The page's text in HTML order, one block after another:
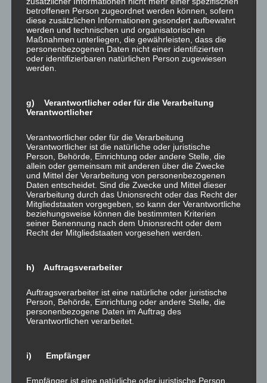
brachten wir hier im Flaschenlager eine hochwertige
Industriebodenbeschichtung auf. Der spürbar „in die Jahre
anschließend eine schnell trocknende Ausgleichsmasse
ausgeführt. Pünktlich, innerhalb von nur vier Tagen,
konnte die Fläche vollständig nutzbar übergeben werden.
Fragen zur Ausführung? Rufen Sie uns an oder schreiben
Sie uns eineeMail – wir informieren Sie gerne!
Analyse
betroffenen Person zugeordnet werden können, sofern
diese zusätzlichen Informationen gesondert aufbewahrt
werden und technischen und organisatorischen
Maßnahmen unterliegen, die gewährleisten, dass die
personenbezogenen Daten nicht einer identifizierten
oder identifizierbaren natürlichen Person zugewiesen
werden.
g) Verantwortlicher oder für die Verarbeitung
Verantwortlicher
Verantwortlicher oder für die Verarbeitung
Verantwortlicher ist die natürliche oder juristische
Person, Behörde, Einrichtung oder andere Stelle, die
allein oder gemeinsam mit anderen über die Zwecke
und Mittel der Verarbeitung von personenbezogenen
Daten entscheidet. Sind die Zwecke und Mittel dieser
Verarbeitung durch das Unionsrecht oder das Recht der
Mitgliedstaaten vorgegeben, so kann der Verantwortliche
beziehungsweise können die bestimmten Kriterien
seiner Benennung nach dem Unionsrecht oder dem
Recht der Mitgliedstaaten vorgesehen werden.
h) Auftragsverarbeiter
Auftragsverarbeiter ist eine natürliche oder juristische
Person, Behörde, Einrichtung oder andere Stelle, die
personenbezogene Daten im Auftrag des
Verantwortlichen verarbeitet.
i) Empfänger
Empfänger ist eine natürliche oder juristische Person,